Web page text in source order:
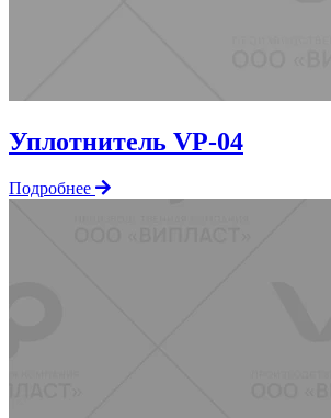
Уплотнитель VP-04
Подробнее